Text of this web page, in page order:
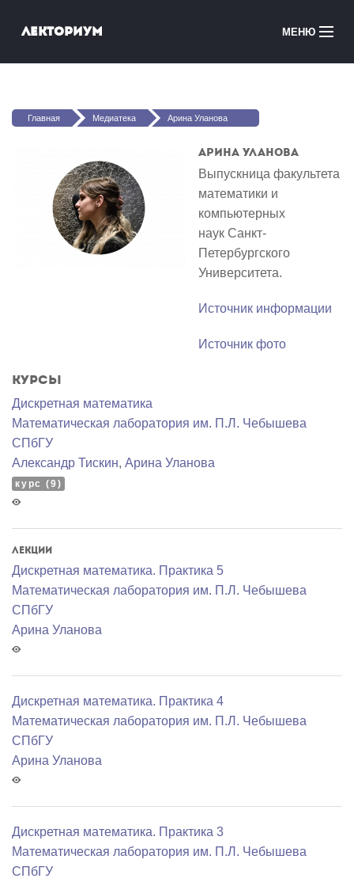
Лекториум МЕНЮ
Медиатека
Онлайн-школы
Courses in English
Вы здесь
Главная Медиатека Арина Уланова
Арина Уланова
Выпускница факультета
математики и
компьютерных
наук Санкт-
Петербургского
Университета.
Источник информации
Источник фото
Курсы
Дискретная математика
Математичеcкая лаборатория им. П.Л. Чебышева
СПбГУ
Александр Тискин, Арина Уланова
курс (9)
Лекции
Дискретная математика. Практика 5
Математичеcкая лаборатория им. П.Л. Чебышева
СПбГУ
Арина Уланова
Дискретная математика. Практика 4
Математичеcкая лаборатория им. П.Л. Чебышева
СПбГУ
Арина Уланова
Дискретная математика. Практика 3
Математичеcкая лаборатория им. П.Л. Чебышева
СПбГУ